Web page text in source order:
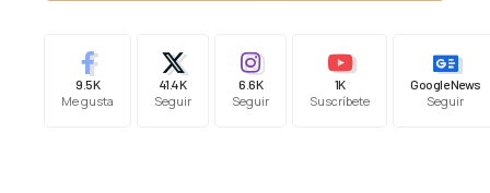
9.5K
Me gusta
41.4K
Seguir
6.6K
Seguir
1K
Suscríbete
Google News
Seguir